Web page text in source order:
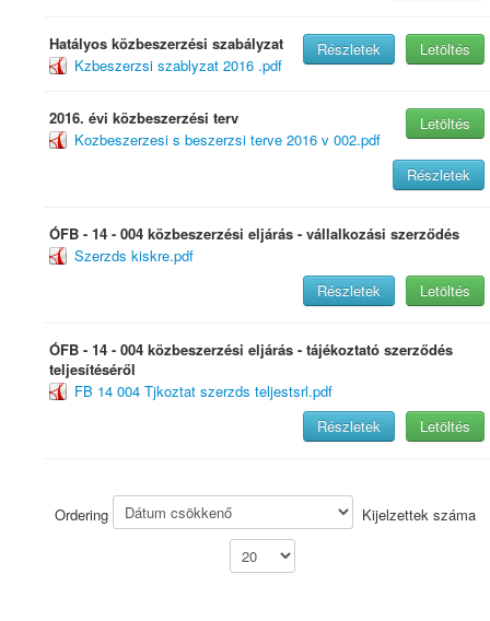
Hatályos közbeszerzési szabályzat
Kzbeszerzsi szablyzat 2016 .pdf
Letöltés
Részletek
2016. évi közbeszerzési terv
Kozbeszerzesi s beszerzsi terve 2016 v 002.pdf
Letöltés
Részletek
ÓFB - 14 - 004 közbeszerzési eljárás - vállalkozási szerződés
Szerzds kiskre.pdf
Letöltés
Részletek
ÓFB - 14 - 004 közbeszerzési eljárás - tájékoztató szerződés
teljesítéséről
FB 14 004 Tjkoztat szerzds teljestsrl.pdf
Letöltés
Részletek
Ordering Kijelzettek száma